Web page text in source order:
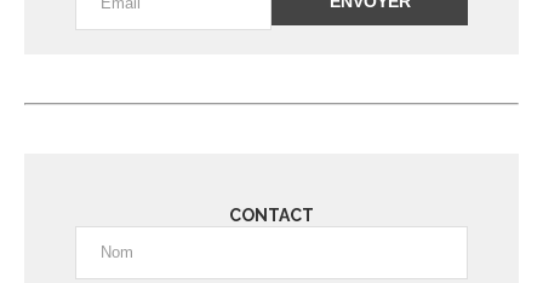
CONTACT